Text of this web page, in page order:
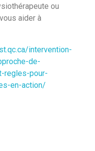
ou
aider à
intervention-
de-
regles-pour-
en-action/